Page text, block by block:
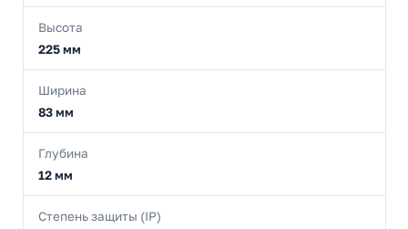
Высота
225 мм
Ширина
83 мм
Глубина
12 мм
Степень защиты (IP)